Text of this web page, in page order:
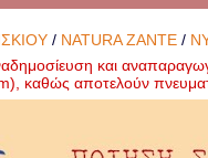
/ NATURA ZANTE /
και
), καθώς αποτελούν